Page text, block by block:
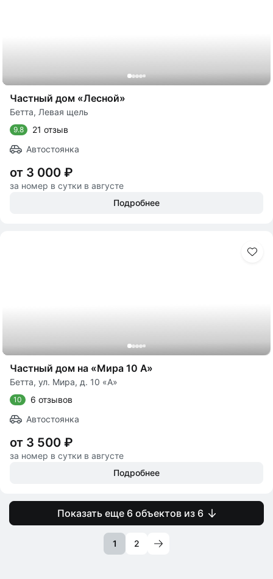
Частный дом «Лесной»
Бетта, Левая щель
9.8
21 отзыв
Автостоянка
от 3 000 ₽
за номер в сутки в августе
Подробнее
Частный дом на «Мира 10 А»
Бетта, ул. Мира, д. 10 «А»
10
6 отзывов
Автостоянка
от 3 500 ₽
за номер в сутки в августе
Подробнее
Показать еще 6 объектов из 6
1 2